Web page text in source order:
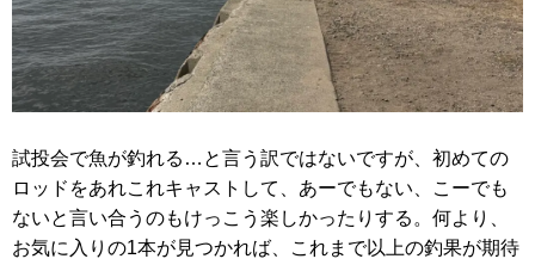
試投会で魚が釣れる…と言う訳ではないですが、初めての
ロッドをあれこれキャストして、あーでもない、こーでも
ないと言い合うのもけっこう楽しかったりする。何より、
お気に入りの1本が見つかれば、これまで以上の釣果が期待